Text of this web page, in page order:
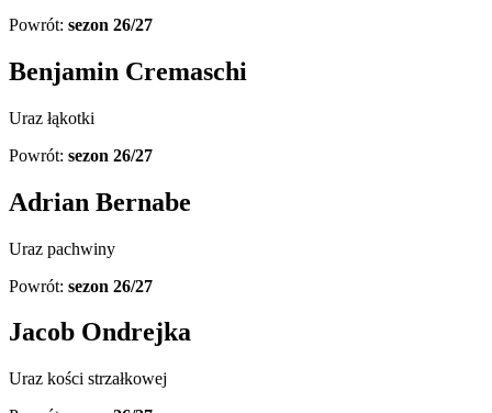
Powrót: sezon 26/27
Benjamin Cremaschi
Uraz łąkotki
Powrót: sezon 26/27
Adrian Bernabe
Uraz pachwiny
Powrót: sezon 26/27
Jacob Ondrejka
Uraz kości strzałkowej